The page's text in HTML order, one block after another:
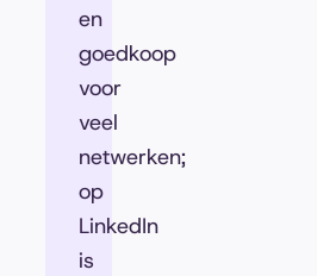
en
goedkoop
voor
veel
netwerken;
op
LinkedIn
is